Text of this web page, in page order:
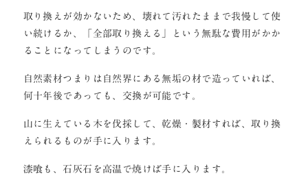
取り換えが効かないため、壊れて汚れたままで我慢して使
い続けるか、「全部取り換える」という無駄な費用がかか
ることになってしまうのです。
自然素材つまりは自然界にある無垢の材で造っていれば、
何十年後であっても、交換が可能です。
山に生えている木を伐採して、乾燥・製材すれば、取り換
えられるものが手に入ります。
漆喰も、石灰石を高温で焼けば手に入ります。